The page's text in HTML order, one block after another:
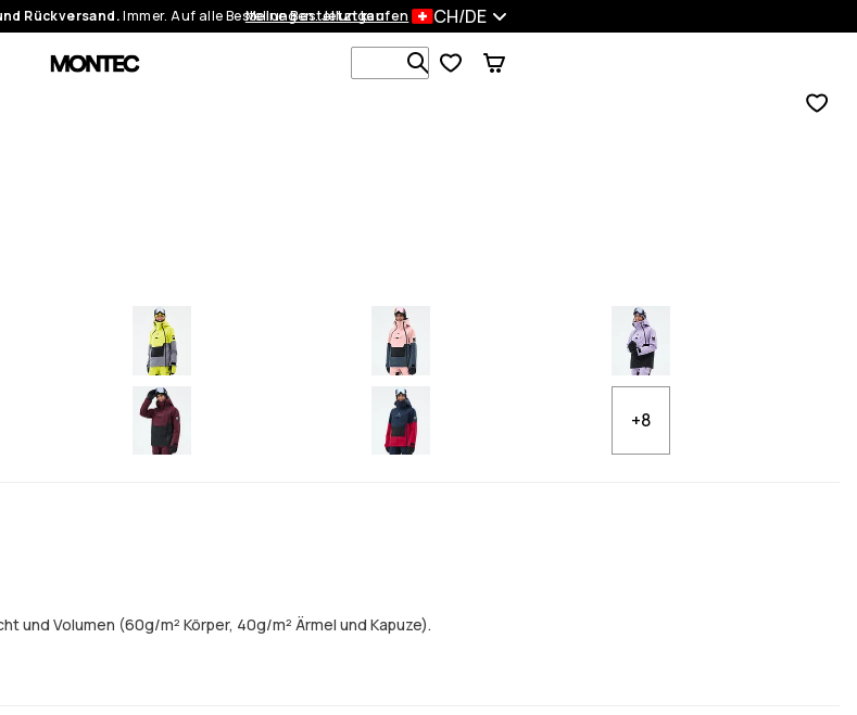
Rückversand.Immer. Auf alle Bestellungen.Jetzt kaufen
Meine Bestellungen CH/DE
Durchsuche 1 000+ Produkte
+8
Volumen (60g/m² Körper, 40g/m² Ärmel und Kapuze).